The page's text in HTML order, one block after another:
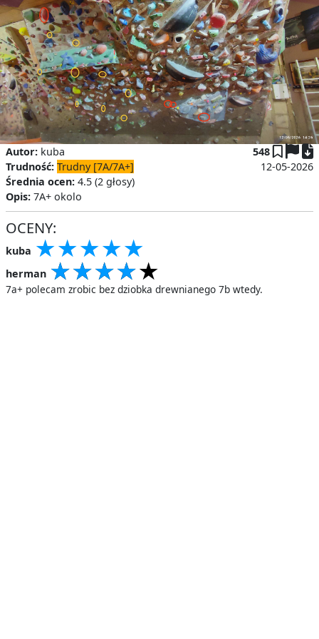
Autor: kuba
Trudność: Trudny [7A/7A+]
Średnia ocen: 4.5 (2 głosy)
548
12-05-2026
Opis: 7A+ okolo
OCENY:
kuba ★
★★
★★★
★★★★
★★★★★
herman ★
★★
★★★
★★★★
★★★★★
7a+ polecam zrobic bez dziobka drewnianego 7b wtedy.